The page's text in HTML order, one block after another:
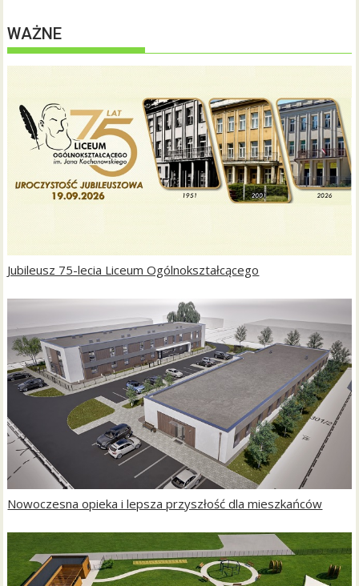
WAŻNE
Jubileusz 75-lecia Liceum Ogólnokształcącego
Nowoczesna opieka i lepsza przyszłość dla mieszkańców